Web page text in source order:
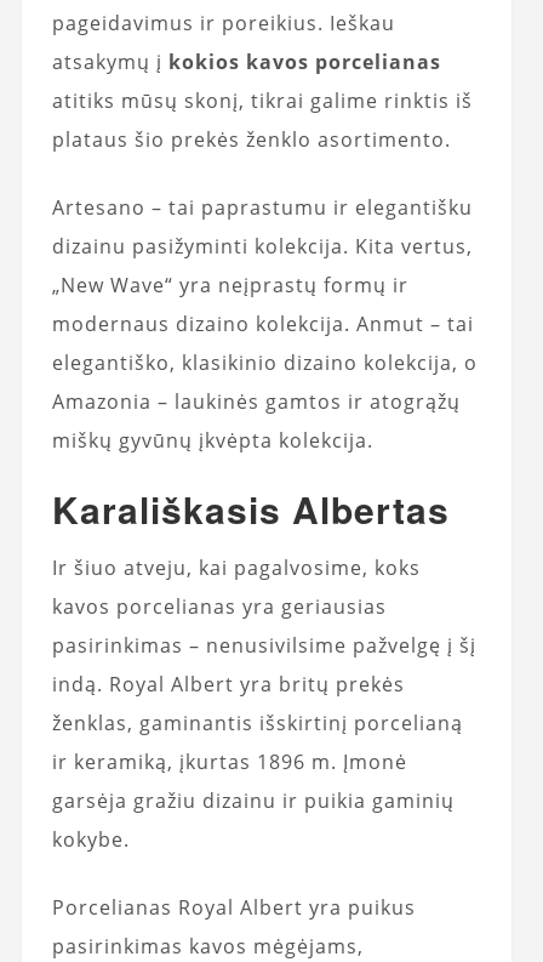
pageidavimus ir poreikius. Ieškau
atsakymų į kokios kavos porcelianas
atitiks mūsų skonį, tikrai galime rinktis iš
plataus šio prekės ženklo asortimento.
Artesano – tai paprastumu ir elegantišku
dizainu pasižyminti kolekcija. Kita vertus,
„New Wave“ yra neįprastų formų ir
modernaus dizaino kolekcija. Anmut – tai
elegantiško, klasikinio dizaino kolekcija, o
Amazonia – laukinės gamtos ir atogrąžų
miškų gyvūnų įkvėpta kolekcija.
Karališkasis Albertas
Ir šiuo atveju, kai pagalvosime, koks
kavos porcelianas yra geriausias
pasirinkimas – nenusivilsime pažvelgę ​​į šį
indą. Royal Albert yra britų prekės
ženklas, gaminantis išskirtinį porcelianą
ir keramiką, įkurtas 1896 m. Įmonė
garsėja gražiu dizainu ir puikia gaminių
kokybe.
Porcelianas Royal Albert yra puikus
pasirinkimas kavos mėgėjams,